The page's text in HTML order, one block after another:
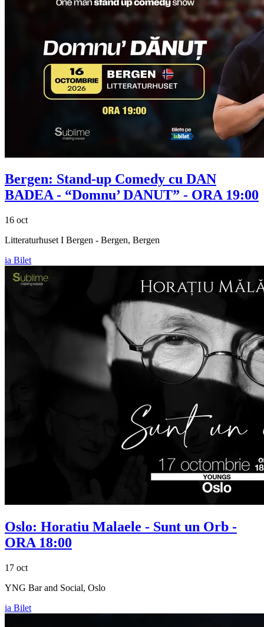
Bergen: Stand-up Comedy cu DAN
BADEA- “Domnu’ DANUT” - ORA 19:00
16 oct
Litteraturhuset I Bergen - Bergen, Bergen
ia Bilet
Oslo: Horatiu Malaele - Sunt un Orb -
ORA 18:00
17 oct
YNG Bar and Social, Oslo
ia Bilet